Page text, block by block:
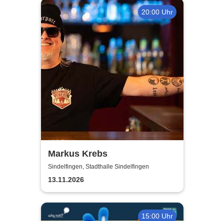
20:00 Uhr
Markus Krebs
Sindelfingen, Stadthalle Sindelfingen
13.11.2026
15:00 Uhr